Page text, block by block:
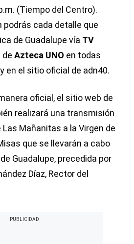
(Tiempo del Centro).
podrás cada detalle que
de Guadalupe vía TV
de Azteca UNO en todas
en el sitio oficial de adn40.
oficial, el sitio web de
realizará una transmisión
Mañanitas a la Virgen de
que se llevarán a cabo
Guadalupe, precedida por
Díaz, Rector del